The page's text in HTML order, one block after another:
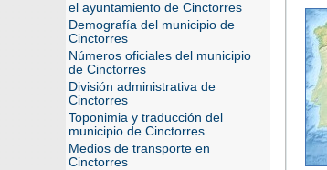
el ayuntamiento de Cinctorres
Demografía del municipio de
Cinctorres
Números oficiales del municipio
de Cinctorres
División administrativa de
Cinctorres
Toponimia y traducción del
municipio de Cinctorres
Medios de transporte en
Cinctorres